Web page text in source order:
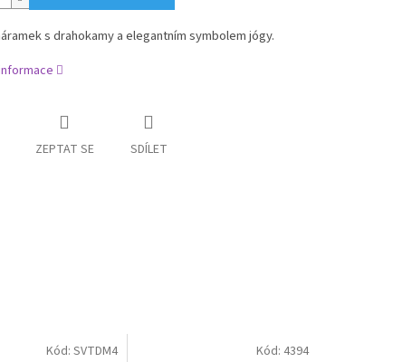
s drahokamy a elegantním symbolem jógy.
ZEPTAT SE SDÍLET
Kód:SVTDM4 Kód: 4394